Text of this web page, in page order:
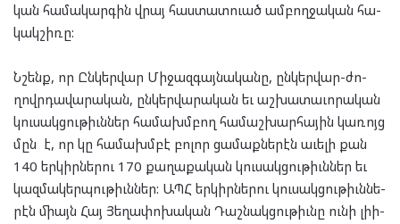
կան հա­մա­կար­գին վրայ հաս­տատ­ուած ամ­բող­ջա­կան հա­
կակ­շի­ռը:
Նշենք, որ Ըն­կեր­վար Մի­ջազ­գայ­նա­կա­նը, ըն­կեր­վար-ժո­
ղովր­դա­վա­րա­կան, ըն­կեր­վա­րա­կան եւ աշ­խա­տա­ւո­րա­կան
կու­սակ­ցու­թիւն­ներ հա­մախմ­բող հա­մաշ­խար­հա­յին կա­ռոյց
մըն է, որ կը հա­մախմ­բէ բո­լոր ցա­մաք­նե­րէն աւե­լի քան
140 եր­կիր­նե­րու 170 քա­ղա­քա­կան կու­սակ­ցու­թիւն­ներ եւ
կազ­մա­կեր­պու­թիւն­ներ: ԱՊՀ եր­կիր­նե­րու կու­սակ­ցու­թիւն­նե­
րէն միայն Հայ Յե­ղա­փո­խա­կան Դաշ­նակ­ցու­թիւնը ու­նի լի­ի­